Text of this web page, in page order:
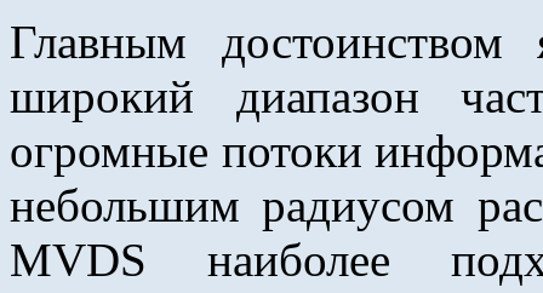
Главным достоинством
широкий диапазон
огромные потоки
небольшим радиусом
MVDS наиболее